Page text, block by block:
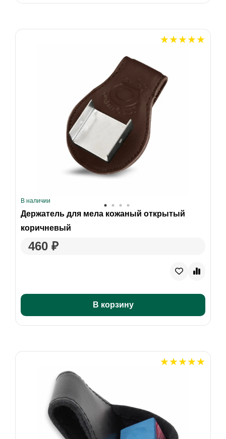
В наличии
Держатель для мела кожаный открытый
коричневый
460 ₽
В корзину